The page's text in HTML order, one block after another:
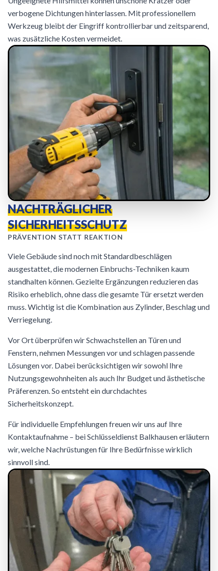
verbogene Dichtungen hinterlassen. Mit professionellem
Werkzeug bleibt der Eingriff kontrollierbar und zeitsparend,
was zusätzliche Kosten vermeidet.
NACHTRÄGLICHER
SICHERHEITSSCHUTZ
PRÄVENTION STATT REAKTION
Viele Gebäude sind noch mit Standardbeschlägen
ausgestattet, die modernen Einbruchs-Techniken kaum
standhalten können. Gezielte Ergänzungen reduzieren das
Risiko erheblich, ohne dass die gesamte Tür ersetzt werden
muss. Wichtig ist die Kombination aus Zylinder, Beschlag und
Verriegelung.
Vor Ort überprüfen wir Schwachstellen an Türen und
Fenstern, nehmen Messungen vor und schlagen passende
Lösungen vor. Dabei berücksichtigen wir sowohl Ihre
Nutzungsgewohnheiten als auch Ihr Budget und ästhetische
Präferenzen. So entsteht ein durchdachtes
Sicherheitskonzept.
Für individuelle Empfehlungen freuen wir uns auf Ihre
Kontaktaufnahme – bei Schlüsseldienst Balkhausen erläutern
wir, welche Nachrüstungen für Ihre Bedürfnisse wirklich
sinnvoll sind.